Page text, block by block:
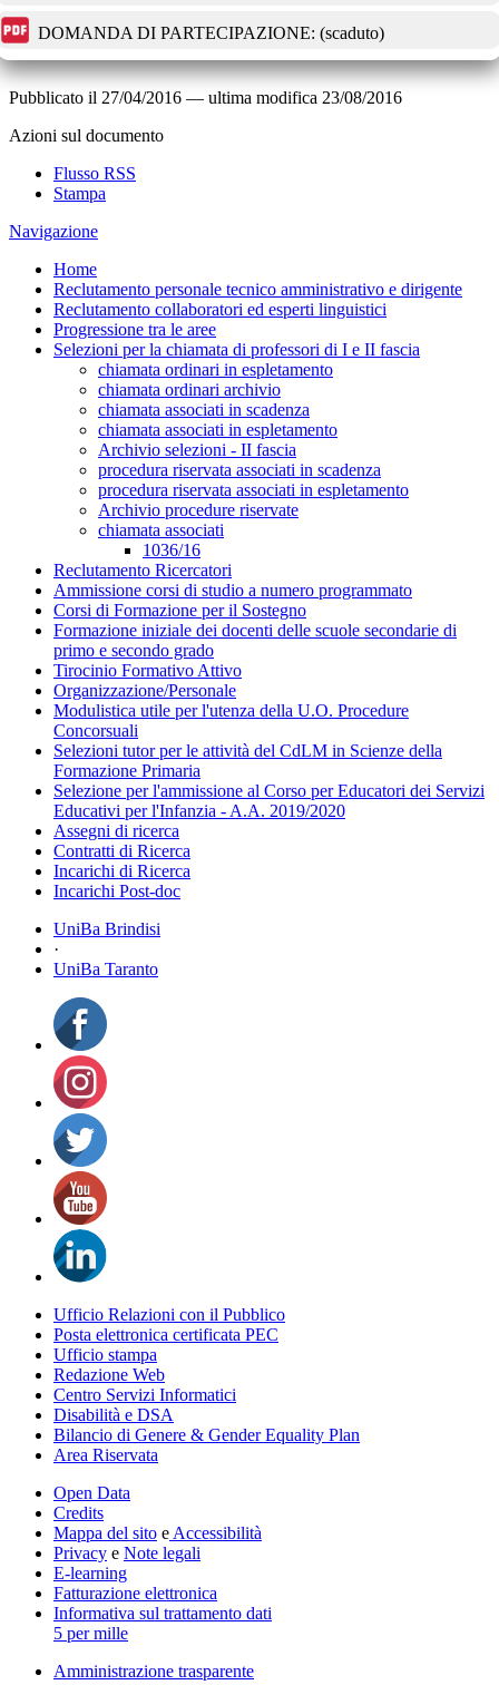
DOMANDA DI PARTECIPAZIONE: (scaduto)
Pubblicato il 27/04/2016 — ultima modifica 23/08/2016
Azioni sul documento
Flusso RSS
Stampa
Navigazione
Home
Reclutamento personale tecnico amministrativo e dirigente
Reclutamento collaboratori ed esperti linguistici
Progressione tra le aree
Selezioni per la chiamata di professori di I e II fascia
chiamata ordinari in espletamento
chiamata ordinari archivio
chiamata associati in scadenza
chiamata associati in espletamento
Archivio selezioni - II fascia
procedura riservata associati in scadenza
procedura riservata associati in espletamento
Archivio procedure riservate
chiamata associati
1036/16
Reclutamento Ricercatori
Ammissione corsi di studio a numero programmato
Corsi di Formazione per il Sostegno
Formazione iniziale dei docenti delle scuole secondarie di
primo e secondo grado
Tirocinio Formativo Attivo
Organizzazione/Personale
Modulistica utile per l'utenza della U.O. Procedure
Concorsuali
Selezioni tutor per le attività del CdLM in Scienze della
Formazione Primaria
Selezione per l'ammissione al Corso per Educatori dei Servizi
Educativi per l'Infanzia - A.A. 2019/2020
Assegni di ricerca
Contratti di Ricerca
Incarichi di Ricerca
Incarichi Post-doc
UniBa Brindisi
·
UniBa Taranto
Ufficio Relazioni con il Pubblico
Posta elettronica certificata PEC
Ufficio stampa
Redazione Web
Centro Servizi Informatici
Disabilità e DSA
Bilancio di Genere & Gender Equality Plan
Area Riservata
Open Data
Credits
Mappa del sito e Accessibilità
Privacy e Note legali
E-learning
Fatturazione elettronica
Informativa sul trattamento dati
5 per mille
Amministrazione trasparente